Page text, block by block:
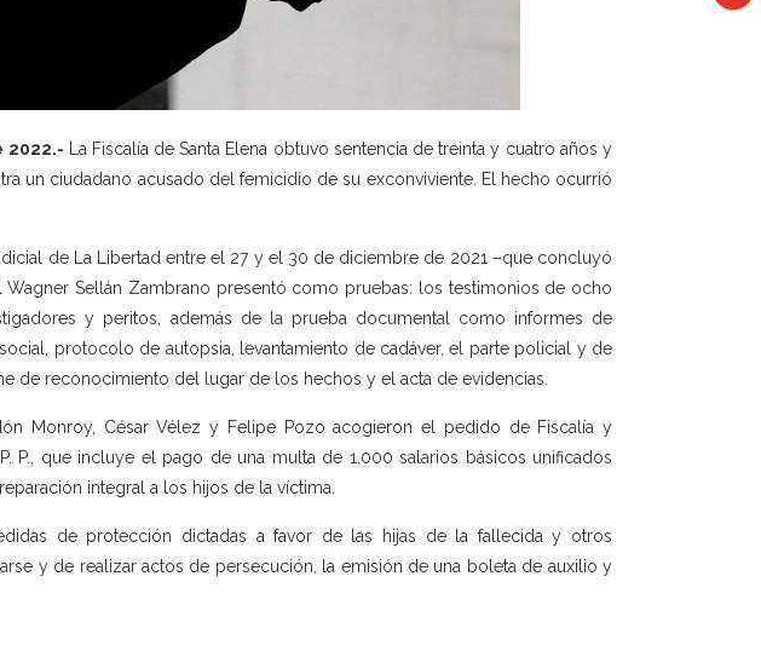
2022.- La Fiscalía de Santa Elena obtuvo sentencia de treinta y cuatro años y
un ciudadano acusado del femicidio de su exconviviente. El hecho ocurrió
de La Libertad entre el 27 y el 30 de diciembre de 2021 –que concluyó
Wagner Sellán Zambrano presentó como pruebas: los testimonios de ocho
y peritos, además de la prueba documental como informes de
protocolo de autopsia, levantamiento de cadáver, el parte policial y de
de reconocimiento del lugar de los hechos y el acta de evidencias.
Monroy, César Vélez y Felipe Pozo acogieron el pedido de Fiscalía y
P., que incluye el pago de una multa de 1.000 salarios básicos unificados
integral a los hijos de la víctima.
de protección dictadas a favor de las hijas de la fallecida y otros
y de realizar actos de persecución, la emisión de una boleta de auxilio y